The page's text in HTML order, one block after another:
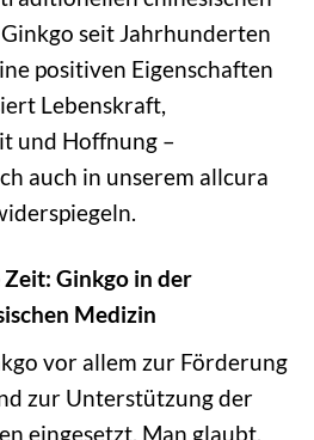
seit Jahrhunderten
positiven Eigenschaften
Lebenskraft,
und Hoffnung –
auch in unserem allcura
Zeit: Ginkgo in der
Medizin
vor allem zur Förderung
zur Unterstützung der
eingesetzt. Man glaubt,